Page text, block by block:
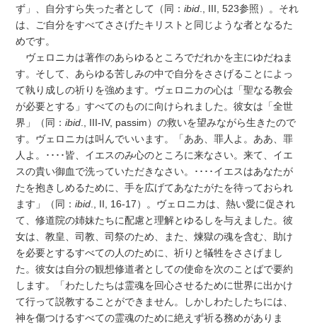
ず」、自分すら失った者として（同：ibid ., III, 523参照）。それ
は、ご自分をすべてささげたキリストと同じような者となるた
めです。
ヴェロニカは著作のあらゆるところでだれかを主にゆだねま
す。そして、あらゆる苦しみの中で自分をささげることによっ
て執り成しの祈りを強めます。ヴェロニカの心は「聖なる教会
が必要とする」すべてのものに向けられました。彼女は「全世
界」（同：ibid ., III-IV, passim）の救いを望みながら生きたので
す。ヴェロニカは叫んでいいます。「ああ、罪人よ。ああ、罪
人よ。････皆、イエスのみ心のところに来なさい。来て、イエ
スの貴い御血で洗っていただきなさい。････イエスはあなたが
たを抱きしめるために、手を広げてあなたがたを待っておられ
ます」（同：ibid ., II, 16-17）。ヴェロニカは、熱い愛に促され
て、修道院の姉妹たちに配慮と理解とゆるしを与えました。彼
女は、教皇、司教、司祭のため、また、煉獄の魂を含む、助け
を必要とするすべての人のために、祈りと犠牲をささげまし
た。彼女は自分の観想修道者としての使命を次のことばで要約
します。「わたしたちは霊魂を回心させるために世界に出かけ
て行って説教することができません。しかしわたしたちには、
神を傷つけるすべての霊魂のために絶えず祈る務めがありま